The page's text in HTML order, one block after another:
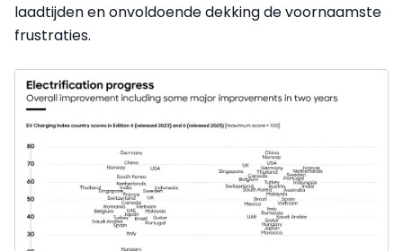
laadtijden en onvoldoende dekking de voornaamste
frustraties.